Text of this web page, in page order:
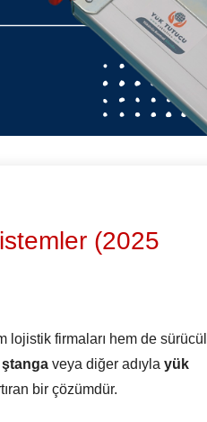
(2025
lojistik firmaları hem de
ştanga veya diğer adıyla yük
bir çözümdür.